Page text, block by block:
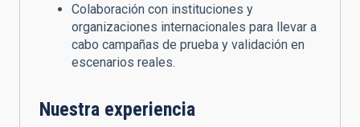
Colaboración con instituciones y
organizaciones internacionales para llevar a
cabo campañas de prueba y validación en
escenarios reales.
Nuestra experiencia